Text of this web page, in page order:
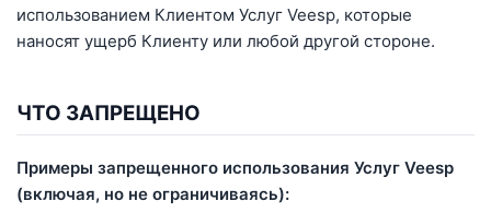
использованием Клиентом Услуг Veesp, которые
наносят ущерб Клиенту или любой другой стороне.
ЧТО ЗАПРЕЩЕНО
Примеры запрещенного использования Услуг Veesp
(включая, но не ограничиваясь):